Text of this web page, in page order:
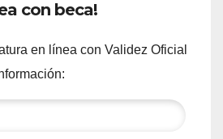
con beca!
en línea con Validez Oficial